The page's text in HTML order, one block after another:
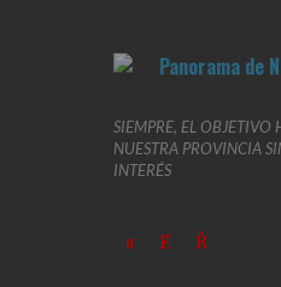
SIEMPRE, EL OBJETIVO
NUESTRA PROVINCIA
INTERÉS